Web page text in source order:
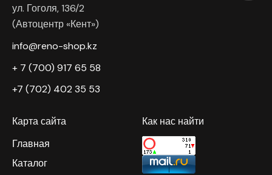
ул. Гоголя, 136/2
(Автоцентр «Кент»)
info@reno-shop.kz
+ 7 (700) 917 65 58
+7 (702) 402 35 53
Карта сайта
Главная
Каталог
Как нас найти